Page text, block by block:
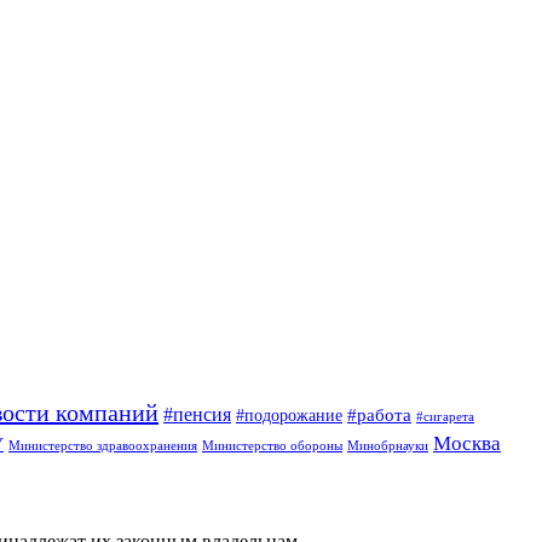
компаний #пенсия #подорожание #работа #сигарета
Министерство здравоохранения Министерство обороны Минобрнауки Москва